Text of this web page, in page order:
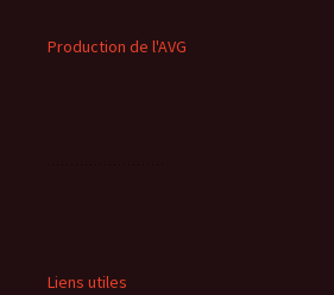
Production de l'AVG
Liens utiles